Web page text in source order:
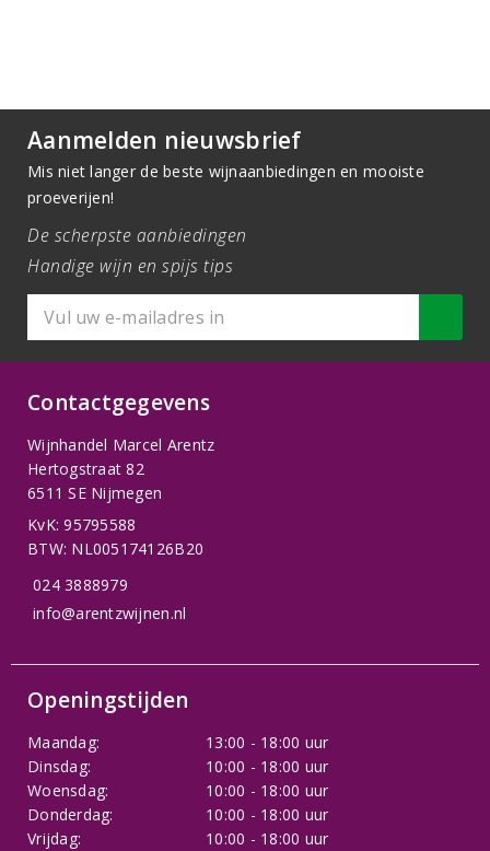
Aanmelden nieuwsbrief
Mis niet langer de beste wijnaanbiedingen en mooiste
proeverijen!
De scherpste aanbiedingen
Handige wijn en spijs tips
Contactgegevens
Wijnhandel Marcel Arentz
Hertogstraat 82
6511 SE Nijmegen
KvK: 95795588
BTW: NL005174126B20
024 3888979
info@arentzwijnen.nl
Openingstijden
Maandag:
13:00 - 18:00 uur
Dinsdag:
10:00 - 18:00 uur
Woensdag:
10:00 - 18:00 uur
Donderdag:
10:00 - 18:00 uur
Vrijdag:
10:00 - 18:00 uur